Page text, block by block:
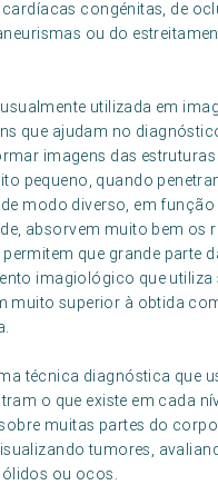
congénitas, de
ou do
utilizada em
que ajudam no
imagens das
pequeno, quando
modo diverso, em função
absorvem muito bem os
que grande parte
imagiológico que
muito superior à obtida
técnica diagnóstica que
o que existe em cada
muitas partes do
tumores,
ou ocos.